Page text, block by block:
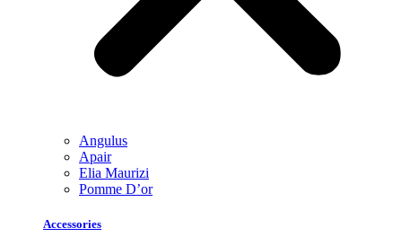
Angulus
Apair
Elia Maurizi
Pomme D’or
Accessories